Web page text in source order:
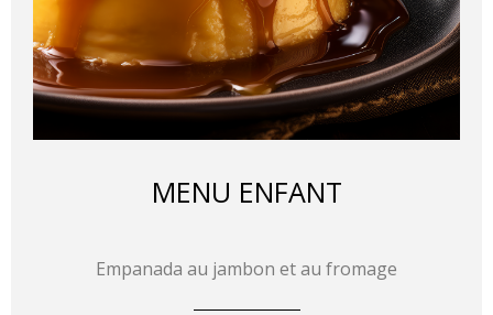
MENU ENFANT
Empanada au jambon et au fromage